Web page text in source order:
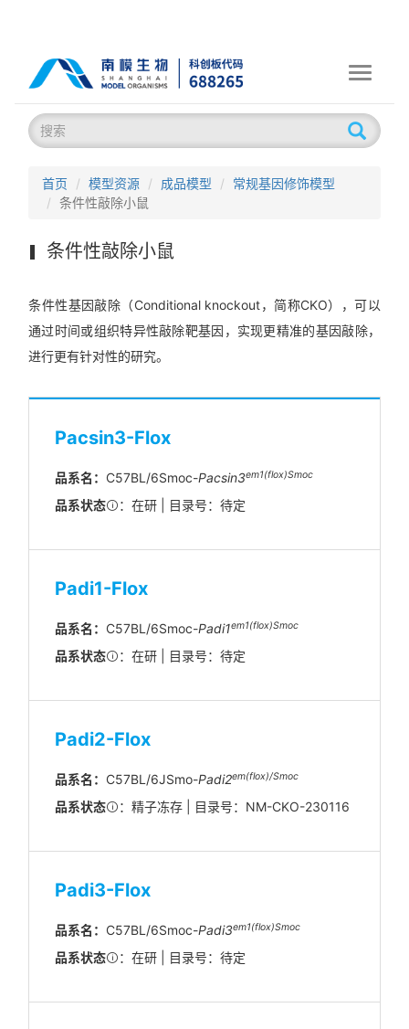
Toggle
首页 模型资源 成品模型
常规基因修饰模型
条件性敲除小鼠
条件性敲除小鼠
条件性基因敲除（Conditional knockout，简称CKO），可以
通过时间或组织特异性敲除靶基因，实现更精准的基因敲除，
进行更有针对性的研究。
Pacsin3-Flox
品系名： C57BL/6Smoc-Pacsin3em1(flox)Smoc
品系状态 ：在研 | 目录号：待定
Padi1-Flox
品系名： C57BL/6Smoc-Padi1em1(flox)Smoc
品系状态 ：在研 | 目录号：待定
Padi2-Flox
品系名： C57BL/6JSmo-Padi2em(flox)/Smoc
品系状态 ：精子冻存 | 目录号：NM-CKO-230116
Padi3-Flox
品系名： C57BL/6Smoc-Padi3em1(flox)Smoc
品系状态 ：在研 | 目录号：待定